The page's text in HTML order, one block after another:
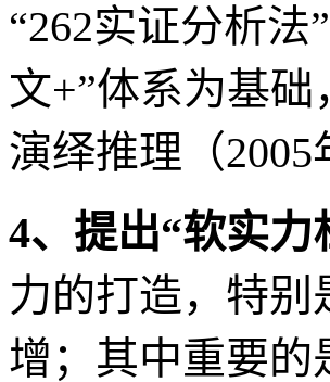
“262实证分析法
文+”体系为基
演绎推理（2005
4、提出“软实力
力的打造，特别
增；其中重要的